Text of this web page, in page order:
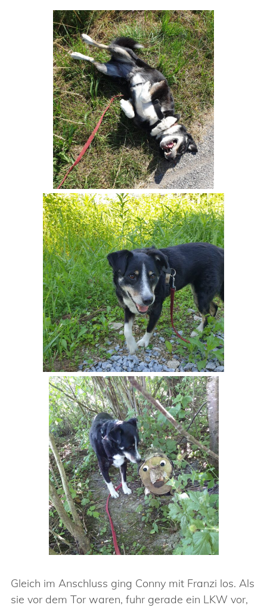
Gleich im Anschluss ging Conny mit Franzi los. Als
sie vor dem Tor waren, fuhr gerade ein LKW vor,